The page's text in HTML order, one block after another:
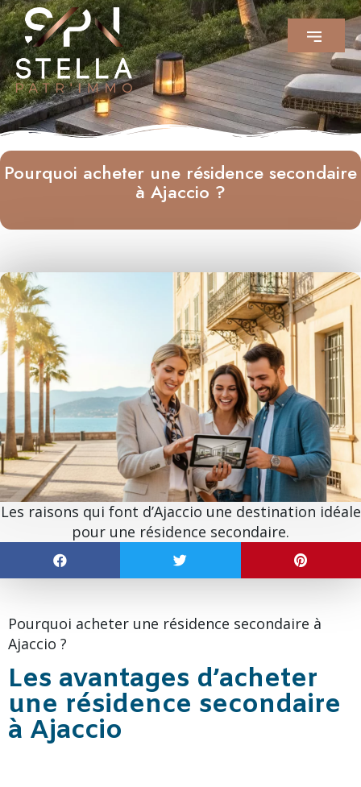
Pourquoi acheter une résidence secondaire
à Ajaccio ?
Les raisons qui font d’Ajaccio une destination idéale
pour une résidence secondaire.
Pourquoi acheter une résidence secondaire à
Ajaccio ?
Les avantages d’acheter
une résidence secondaire
à Ajaccio